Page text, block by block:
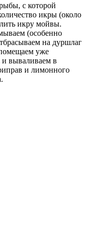
с которой
икры (около
икру мойвы.
(особенно
на дуршлаг
уже
вываливаем в
и лимонного